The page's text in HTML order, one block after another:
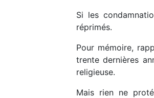
Si les
réprimés.
Pour mémoire,
trente dernières
religieuse.
Mais rien ne